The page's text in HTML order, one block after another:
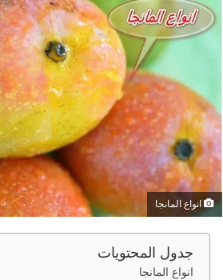
ل
ب
ر
ي
د
ا
إ
ل
ك
ر
انواع المانجا
جدول المحتويات
انواع المانجا